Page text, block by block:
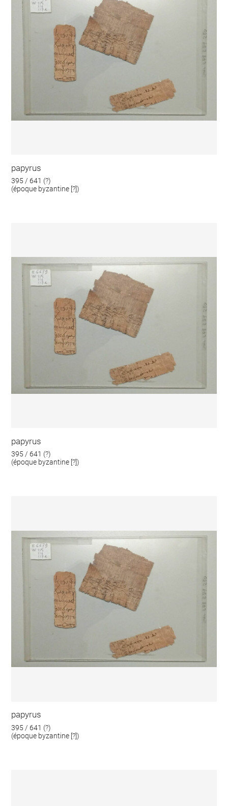
papyrus
395 / 641 (?)
(époque byzantine [?])
papyrus
395 / 641 (?)
(époque byzantine [?])
papyrus
395 / 641 (?)
(époque byzantine [?])